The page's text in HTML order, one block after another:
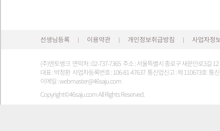
선생님등록 | 이용약관 | 개인정보취급방침 | 사업자정
(주)멘토뱅크 연락처 : 02-737-7365 주소 : 서울특별시 종로구 새문안로3길
대표 : 박정환 사업자등록번호 : 106-81-47637 통신업신고 : 제 110673호 통
이메일 : webmaster@46saju.com
Copyright©46saju.com All Rights Reserved.